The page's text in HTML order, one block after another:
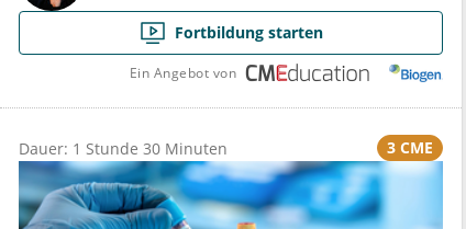
Fortbildung starten
Ein Angebot von
Dauer: 1 Stunde 30 Minuten 3 CME